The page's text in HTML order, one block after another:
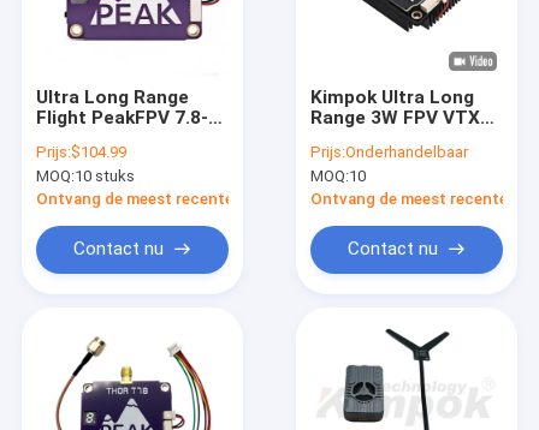
Fabrieksreis
Vraag een offerte aan
De videozender van FPV
Analoog videotransmitter
Ultra Long Range
Flight PeakFPV 7.8-
Drone Accessoire
Videozender
Schakelbaar
25mW\200mW\800mW\1000mW\3000mW
FPV VTX 7200MHz-
8000MHz 40CH
Beeldtransmissie
Prijs:$104.99
MOQ:10 stuks
Ontvang de meest recente Prijs
Contact nu
Kimpok Ultra Long
Range 3W FPV VTX
met 64CH Lage
Latentie en
Instelbaar Vermogen
Prijs:Onderhandelbaar
MOQ:10
Ontvang de meest recente
Contact nu